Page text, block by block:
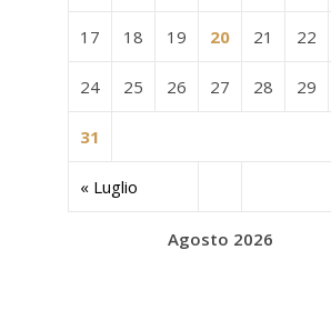
Agosto 2026
« Luglio
17 18 19 20 21 22
24 25 26 27 28 29
31